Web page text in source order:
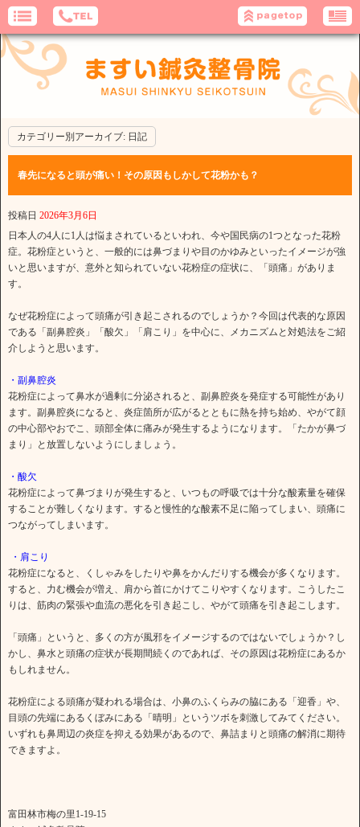
カテゴリー別アーカイブ: 日記
春先になると頭が痛い！その原因もしかして花粉かも？
投稿日 2026年3月6日
日本人の4人に1人は悩まされているといわれ、今や国民病の1つとなった花粉
症。花粉症というと、一般的には鼻づまりや目のかゆみといったイメージが強
いと思いますが、意外と知られていない花粉症の症状に、「頭痛」がありま
す。
なぜ花粉症によって頭痛が引き起こされるのでしょうか？今回は代表的な原因
である「副鼻腔炎」「酸欠」「肩こり」を中心に、メカニズムと対処法をご紹
介しようと思います。
・副鼻腔炎
花粉症によって鼻水が過剰に分泌されると、副鼻腔炎を発症する可能性があり
ます。副鼻腔炎になると、炎症箇所が広がるとともに熱を持ち始め、やがて顔
の中心部やおでこ、頭部全体に痛みが発生するようになります。「たかが鼻づ
まり」と放置しないようにしましょう。
・酸欠
花粉症によって鼻づまりが発生すると、いつもの呼吸では十分な酸素量を確保
することが難しくなります。すると慢性的な酸素不足に陥ってしまい、頭痛に
つながってしまいます。
・肩こり
花粉症になると、くしゃみをしたりや鼻をかんだりする機会が多くなります。
すると、力む機会が増え、肩から首にかけてこりやすくなります。こうしたこ
りは、筋肉の緊張や血流の悪化を引き起こし、やがて頭痛を引き起こします。
「頭痛」というと、多くの方が風邪をイメージするのではないでしょうか？し
かし、鼻水と頭痛の症状が長期間続くのであれば、その原因は花粉症にあるか
もしれません。
花粉症による頭痛が疑われる場合は、小鼻のふくらみの脇にある「迎香」や、
目頭の先端にあるくぼみにある「晴明」というツボを刺激してみてください。
いずれも鼻周辺の炎症を抑える効果があるので、鼻詰まりと頭痛の解消に期待
できますよ。
富田林市梅の里1-19-15